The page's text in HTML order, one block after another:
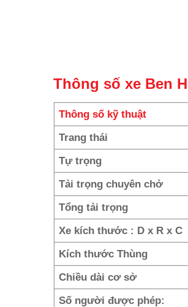
Thông số xe Ben
Thông số kỹ thuật
Trang thái
Tự trọng
Tải trọng chuyên chở
Tổng tải trọng
Xe kích thước : D x R x C
Kích thước Thùng
Chiều dài cơ sở
Số người được phép: